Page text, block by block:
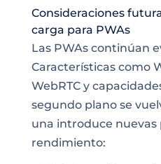
Consideraciones
carga para PWAs
Las PWAs continúan
Características como
WebRTC y
segundo plano se
una introduce nuevas
rendimiento: